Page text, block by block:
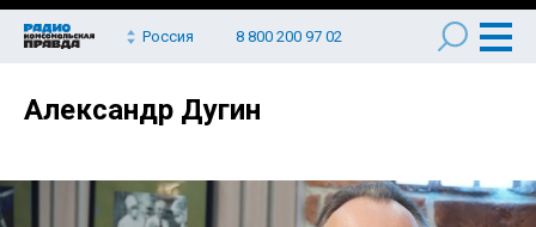
Россия 8 800 200 97 02
Александр Дугин